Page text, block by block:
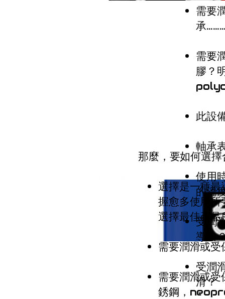
需要
承
需要
膠？
此設
軸承
使用
的溫
受潤
導出
受潤
滑？
那麼，要如何選
選擇是一種
握愈多使用所
選擇最佳產品
需要潤滑或
需要潤滑或
銹鋼，